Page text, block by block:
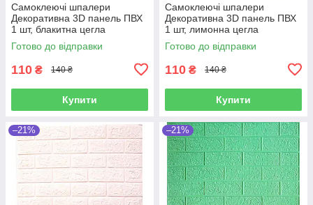
Самоклеючі шпалери
Декоративна 3D панель ПВХ
1 шт, блакитна цегла
700х770х4мм
Готово до відправки
110 ₴ 140 ₴
Купити
Самоклеючі шпалери
Декоративна 3D панель ПВХ
1 шт, лимонна цегла
700х770х4мм
Готово до відправки
110 ₴ 140 ₴
Купити
–21% –21%